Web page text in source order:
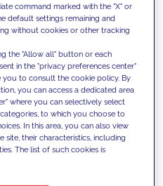
son récent
EMPOWERMENT
,une initiative des
promouvoir l'égalité
organisations. Cette
l'engagement
tous ses
command marked with the "X" or
default settings remaining and
without cookies or other tracking
the "Allow all" button or each
in the "privacy preferences center"
you to consult the cookie policy. By
you can access a dedicated area
where you can selectively select
to which you choose to
In this area, you can also view
site, their characteristics, including
The list of such cookies is